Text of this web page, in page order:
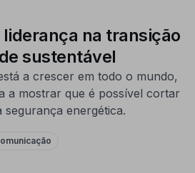
liderança na transição
sustentável
a crescer em todo o mundo,
a mostrar que é possível cortar
energética.